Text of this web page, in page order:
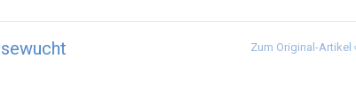
Zum Original-Artikel